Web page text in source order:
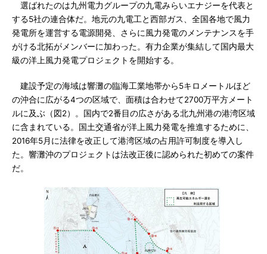
選ばれたのは九州電力グループの九電みらいエナジーを代表と
する5社の連合体だ。地元の九電工と西部ガス、全国各地で風力
発電所を運営する電源開発、さらに風力発電のメンテナンスを手
がける北拓がメンバーに加わった。有力企業が集結して国内最大
級の洋上風力発電プロジェクトを開始する。
建設予定の海域は響灘の臨海工業地帯から5キロメートルほど
の沖合に広がる4つの区域で、面積は合わせて2700万平方メート
ルに及ぶ（図2）。国内で2番目の広さがある北九州港の港湾区域
に含まれている。国土交通省が洋上風力発電を推進するために、
2016年5月に法律を改正して港湾区域の占用許可制度を導入し
た。響灘沖のプロジェクトは法改正後に認められた初めての案件
だ。